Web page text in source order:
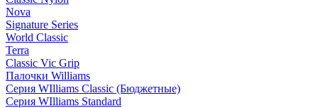
Nova
Signature Series
World Classic
Terra
Classic Vic Grip
Палочки Williams
Серия WIlliams Classic (Бюджетные)
Серия WIlliams Standard